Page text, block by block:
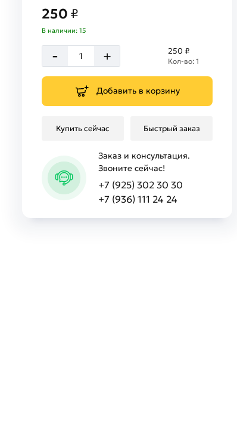
250 ₽
В наличии: 15
- + 250 ₽
Кол-во: 1
Добавить в корзину
Купить сейчас Быстрый заказ
Заказ и консультация.
Звоните сейчас!
+7 (925) 302 30 30
+7 (936) 111 24 24